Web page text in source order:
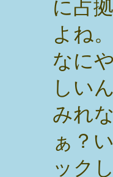
に占
よね。
なに
しい
みれ
ぁ？
ック